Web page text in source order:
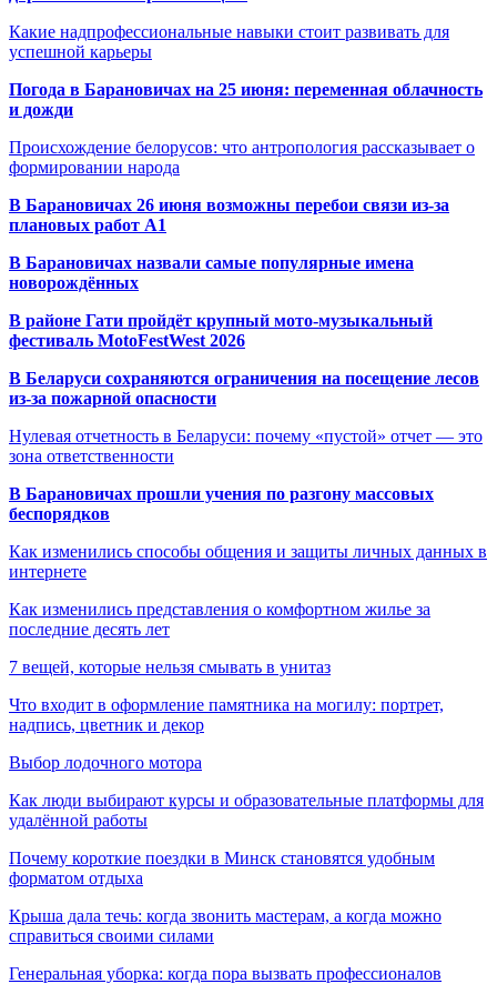
Какие надпрофессиональные навыки стоит развивать для
успешной карьеры
Погода в Барановичах на 25 июня: переменная облачность
и дожди
Происхождение белорусов: что антропология рассказывает о
формировании народа
В Барановичах 26 июня возможны перебои связи из-за
плановых работ A1
В Барановичах назвали самые популярные имена
новорождённых
В районе Гати пройдёт крупный мото-музыкальный
фестиваль MotoFestWest 2026
В Беларуси сохраняются ограничения на посещение лесов
из-за пожарной опасности
Нулевая отчетность в Беларуси: почему «пустой» отчет — это
зона ответственности
В Барановичах прошли учения по разгону массовых
беспорядков
Как изменились способы общения и защиты личных данных в
интернете
Как изменились представления о комфортном жилье за
последние десять лет
7 вещей, которые нельзя смывать в унитаз
Что входит в оформление памятника на могилу: портрет,
надпись, цветник и декор
Выбор лодочного мотора
Как люди выбирают курсы и образовательные платформы для
удалённой работы
Почему короткие поездки в Минск становятся удобным
форматом отдыха
Крыша дала течь: когда звонить мастерам, а когда можно
справиться своими силами
Генеральная уборка: когда пора вызвать профессионалов